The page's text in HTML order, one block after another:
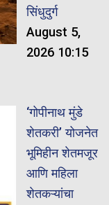
सिंधुदुर्ग
August 5,
2026 10:15
‘गोपीनाथ मुंडे
शेतकरी’ योजनेत
भूमिहीन शेतमजूर
आणि महिला
शेतकऱ्यांचा